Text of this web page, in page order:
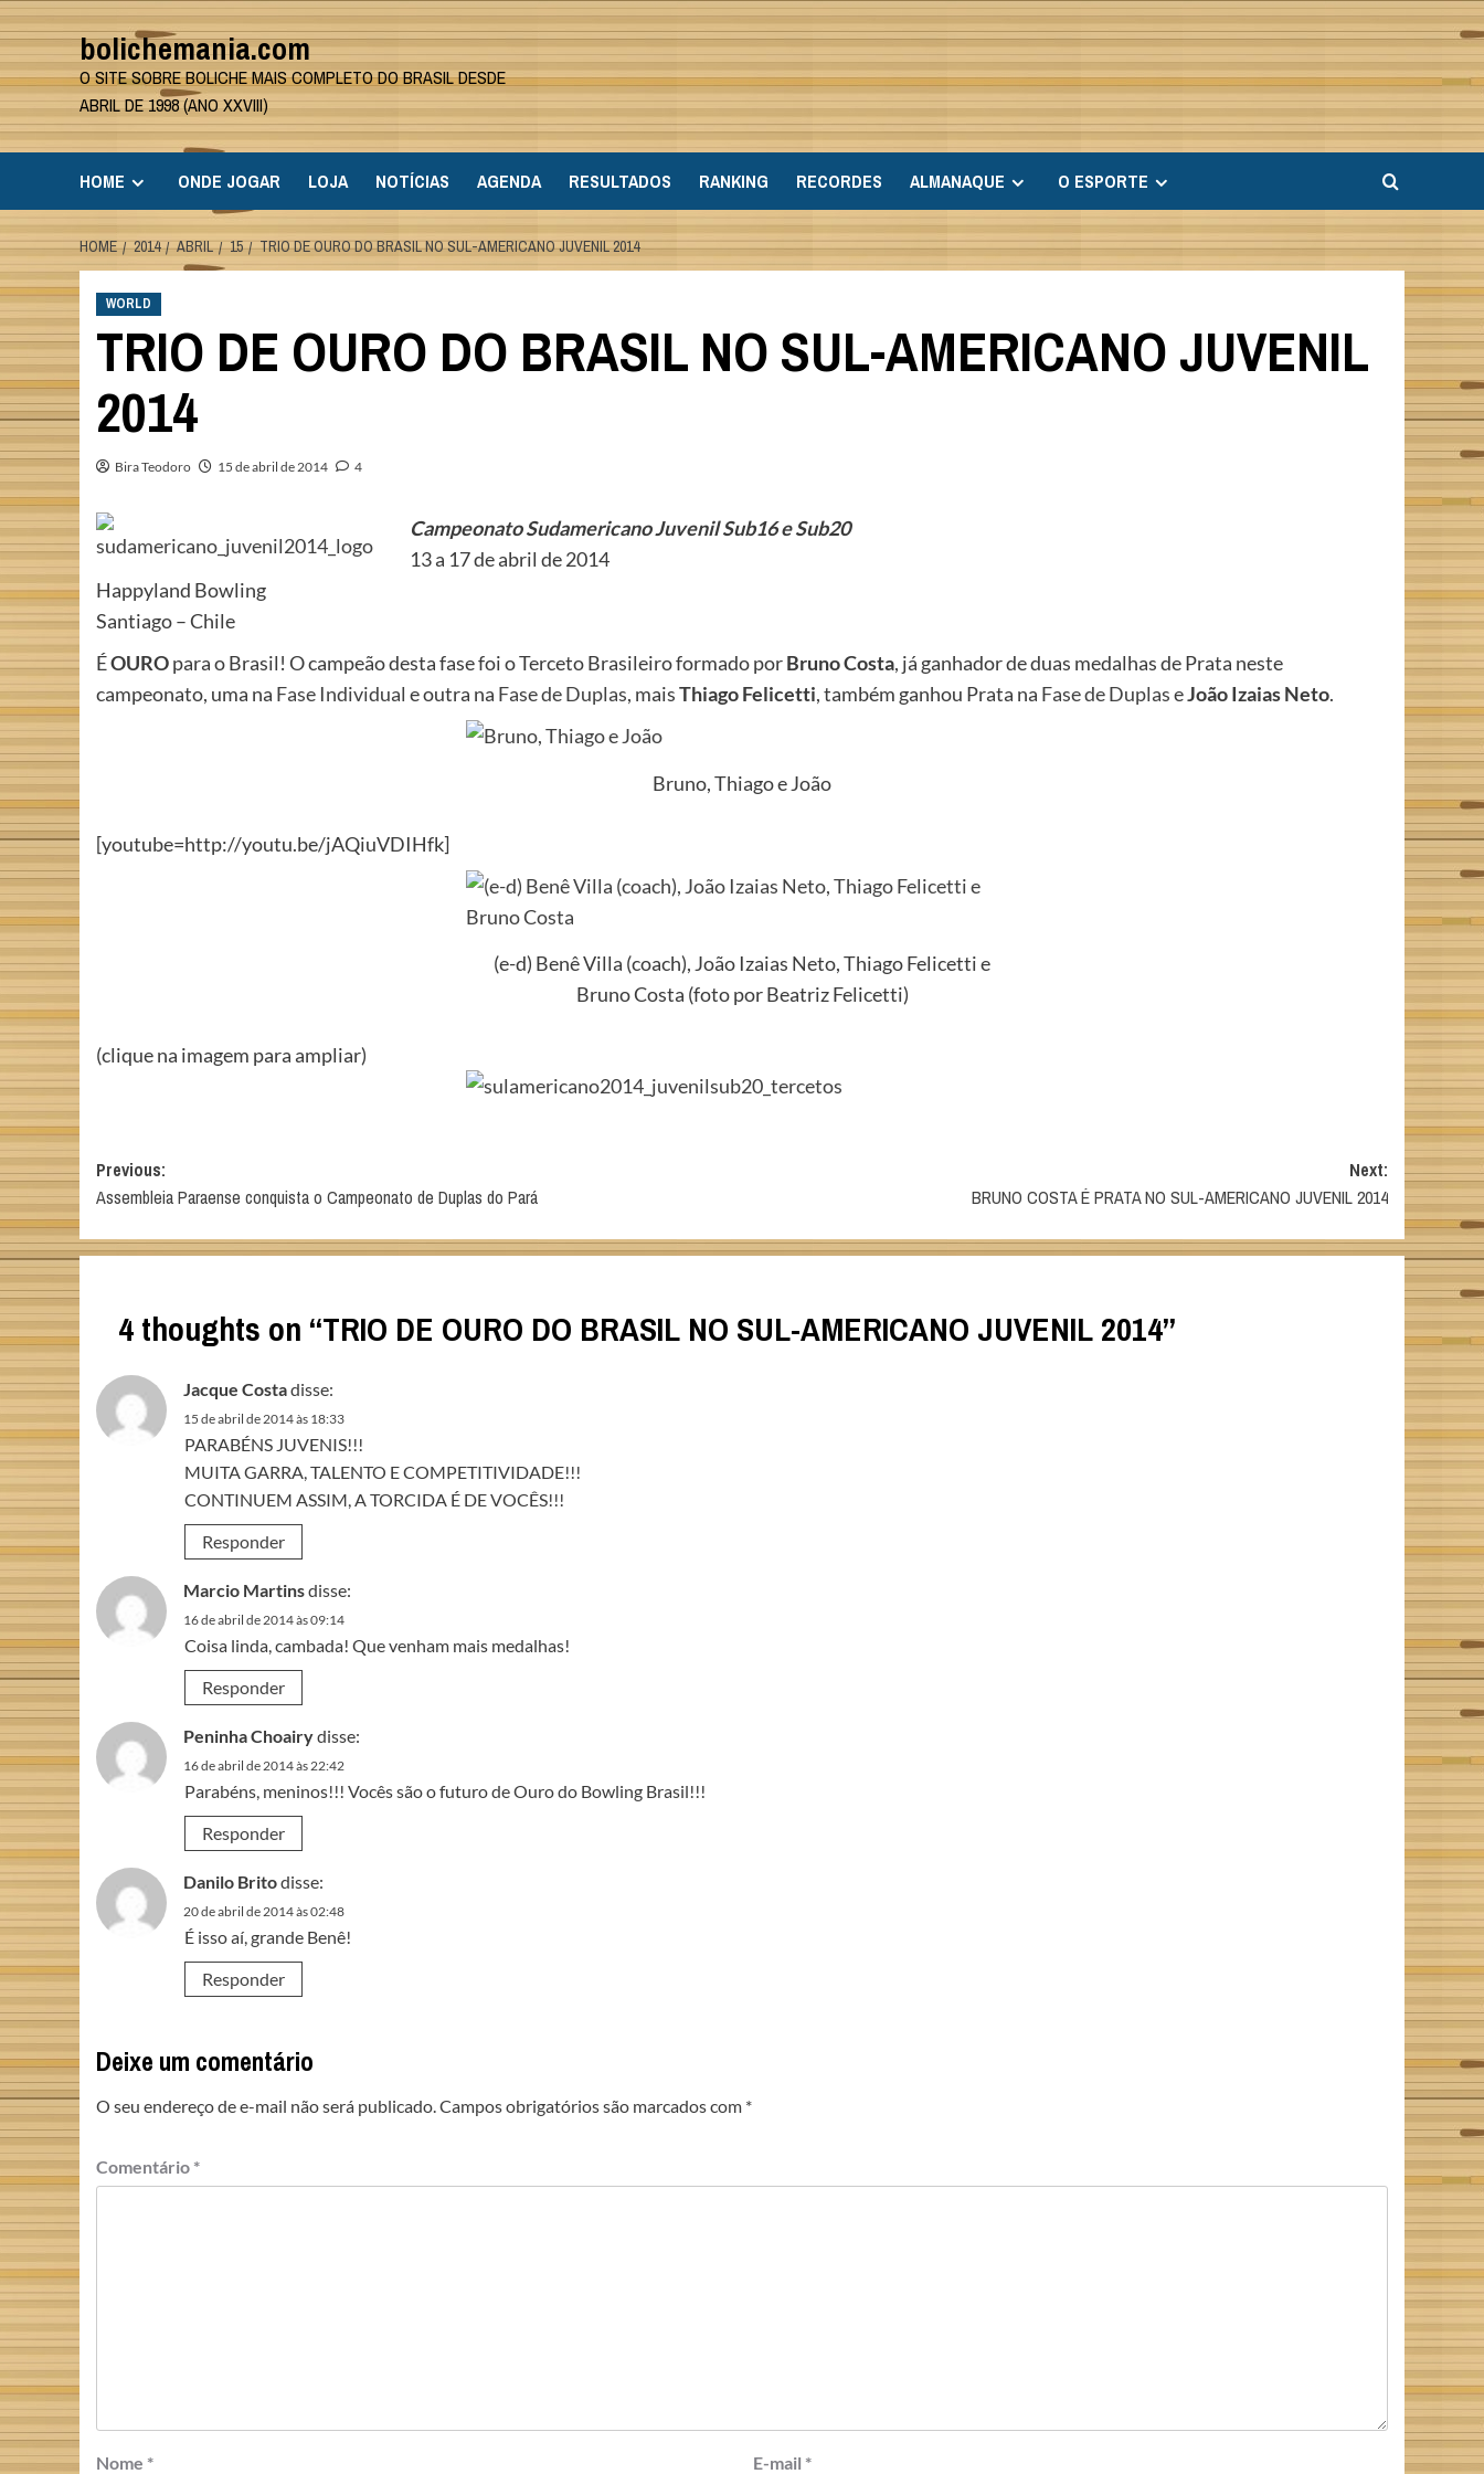
Skip
to
content
bolichemania.com
O SITE SOBRE BOLICHE MAIS COMPLETO DO BRASIL DESDE
ABRIL DE 1998 (ANO XXVIII)
HOME ONDE JOGAR LOJA NOTÍCIAS AGENDA RESULTADOS RANKING RECORDES ALMANAQUE O ESPORTE
HOME 2014 ABRIL 15 TRIO DE OURO DO BRASIL NO SUL-AMERICANO JUVENIL 2014
WORLD
TRIO DE OURO DO BRASIL NO SUL-AMERICANO JUVENIL
2014
Bira Teodoro 15 de abril de 2014 4
Campeonato Sudamericano JuvenilSub16 e Sub20
13 a 17 de abril de 2014
Happyland Bowling
Santiago – Chile
ÉOUROpara o Brasil! O campeão desta fase foi o Terceto Brasileiro formado porBruno Costa, já ganhador de duas medalhas de Prata neste
campeonato, uma na Fase Individual e outra na Fase de Duplas, maisThiago Felicetti, também ganhou Prata na Fase de DuplaseJoão Izaias Neto.
Bruno, Thiago e João
[youtube=http://youtu.be/jAQiuVDIHfk]
(e-d) Benê Villa (coach), João Izaias Neto, Thiago Felicetti e
Bruno Costa (foto por Beatriz Felicetti)
(clique na imagem para ampliar)
Post
navigation
Previous:
Assembleia Paraense conquista o Campeonato de Duplas do Pará
Next:
BRUNO COSTA É PRATA NO SUL-AMERICANO JUVENIL 2014
4 thoughts on “TRIO DE OURO DO BRASIL NO SUL-AMERICANO JUVENIL 2014”
Jacque Costadisse:
15 de abril de 2014 às 18:33
PARABÉNS JUVENIS!!!
MUITA GARRA, TALENTO E COMPETITIVIDADE!!!
CONTINUEM ASSIM, A TORCIDA É DE VOCÊS!!!
Responder
Marcio Martinsdisse:
16 de abril de 2014 às 09:14
Coisa linda, cambada! Que venham mais medalhas!
Responder
Peninha Choairydisse:
16 de abril de 2014 às 22:42
Parabéns, meninos!!! Vocês são o futuro de Ouro do Bowling Brasil!!!
Responder
Danilo Britodisse:
20 de abril de 2014 às 02:48
É isso aí, grande Benê!
Responder
Deixe um comentário
O seu endereço de e-mail não será publicado.Campos obrigatórios são marcados com *
Comentário *
Nome * E-mail *